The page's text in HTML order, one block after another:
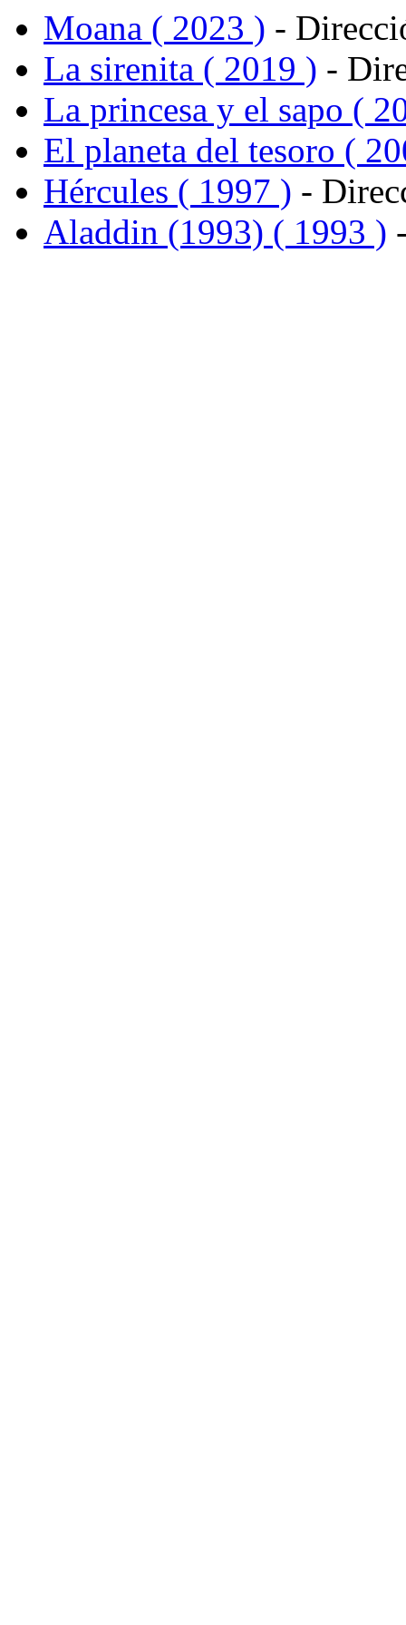
Moana ( 2023 ) -
La sirenita ( 2019 ) -
La princesa y el sapo (
El planeta del tesoro (
Hércules ( 1997 ) -
Aladdin (1993) ( 1993 )